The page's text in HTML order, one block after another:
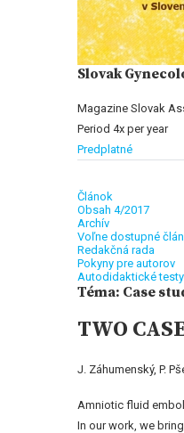
Slovak
Magazine Slovak
Period 4x per year
Predplatné
Článok
Obsah 4/2017
Archív
Voľne dostupné
Redakčná rada
Pokyny pre autorov
Autodidaktické testy
Téma: Case
TWO
J. Záhumenský, P.
Amniotic fluid
In our work, we